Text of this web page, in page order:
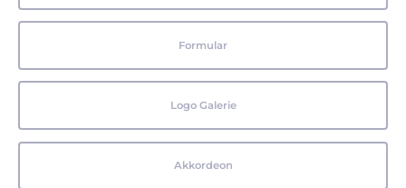
Formular
Logo Galerie
Akkordeon